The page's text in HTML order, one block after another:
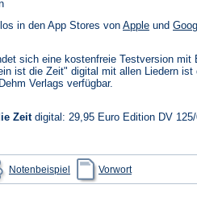
in den App Stores von Apple(Öffnet
neuen
Tab)
und
sich eine kostenfreie Testversion mit
ist die Zeit" digital mit allen Liedern ist
Verlags verfügbar.
Zeitdigital: 29,95 Euro Edition DV
Notenbeispiel
(Öffnet
in
einem
Vorwortin
einem